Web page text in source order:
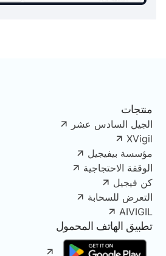
منتجات
الجيل السادس عشر
XVigil
مؤسسة بيفيجيل
الوقفة الاحتجاجية
كن فيجيل
التعرض للسحابة
AIVIGIL
تطبيق الهاتف المحمول